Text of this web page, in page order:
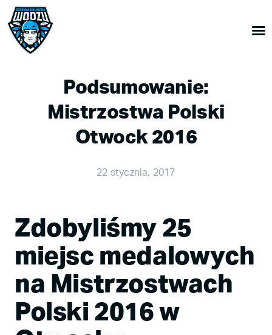
Podsumowanie:
Mistrzostwa Polski
Otwock 2016
22 stycznia, 2017
Zdobyliśmy 25
miejsc medalowych
na Mistrzostwach
Polski 2016 w